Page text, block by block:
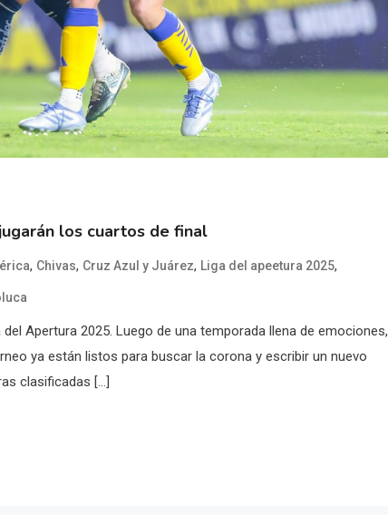
los cuartos de final
, Chivas, Cruz Azul y Juárez, Liga del apeetura 2025,
Apertura 2025. Luego de una temporada llena de emociones,
ya están listos para buscar la corona y escribir un nuevo
clasificadas […]